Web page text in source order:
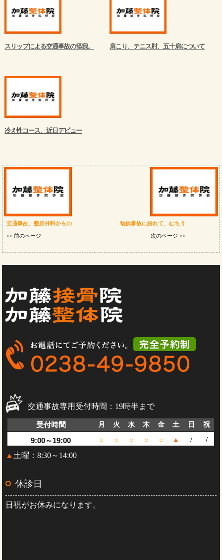
スリップによる交通事故の怪我。 肩こり、テニス肘、五十肩について
冷え性コース、近日デビュー
交通事故、整形外科からの
<< 前のページ
物損事故に紛れて、むちう
次のページ >>
交通事故専用受付時間：19時半まで
受付時間 月 火 水 木 金 土 日 祝
9:00～19:00 ○ ○ ○ ○ ○ ▲ / /
▲ 土曜：8:30～14:00
休診日
日祝がお休みになります。